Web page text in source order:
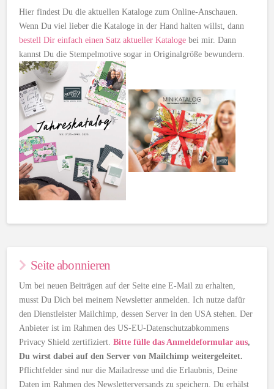
Hier findest Du die aktuellen Kataloge zum Online-Anschauen.
Wenn Du viel lieber die Kataloge in der Hand halten willst, dann
bestell Dir einfach einen Satz aktueller Kataloge bei mir. Dann
kannst Du die Stempelmotive sogar in Originalgröße bewundern.
Seite abonnieren
Um bei neuen Beiträgen auf der Seite eine E-Mail zu erhalten,
musst Du Dich bei meinem Newsletter anmelden. Ich nutze dafür
den Dienstleister Mailchimp, dessen Server in den USA stehen. Der
Anbieter ist im Rahmen des US-EU-Datenschutzabkommens
Privacy Shield zertifiziert.Bitte fülle das Anmeldeformular aus,
Du wirst dabei auf den Server von Mailchimp weitergeleitet.
Pflichtfelder sind nur die Mailadresse und die Erlaubnis, Deine
Daten im Rahmen des Newsletterversands zu speichern. Du erhälst